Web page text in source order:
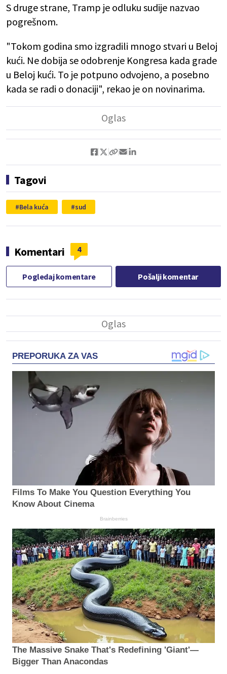
S druge strane, Tramp je odluku sudije nazvao
pogrešnom.
"Tokom godina smo izgradili mnogo stvari u Beloj
kući. Ne dobija se odobrenje Kongresa kada grade
u Beloj kući. To je potpuno odvojeno, a posebno
kada se radi o donaciji", rekao je on novinarima.
Tagovi
Bela kuća sud
Komentari 4
Pogledaj komentare Pošalji komentar
PREPORUKA ZA VAS
Films To Make You Question Everything You
Know About Cinema
Brainberries
The Massive Snake That's Redefining 'Giant'—
Bigger Than Anacondas